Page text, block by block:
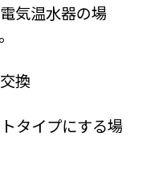
気温水器の場
換
タイプにする場